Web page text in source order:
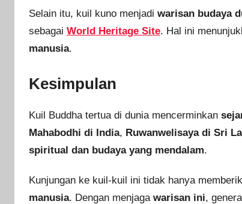
Selain itu, kuil kuno menjadi warisan budaya
sebagai World Heritage Site. Hal ini
manusia.
Kesimpulan
Kuil Buddha tertua di dunia mencerminkan
Mahabodhi di India, Ruwanwelisaya di Sri
spiritual dan budaya yang mendalam.
Kunjungan ke kuil-kuil ini tidak hanya
manusia. Dengan menjaga warisan ini,